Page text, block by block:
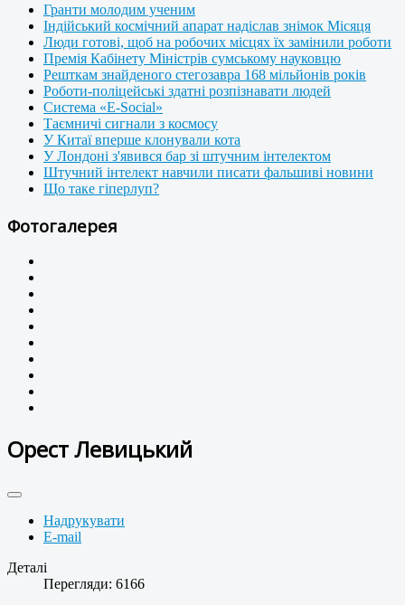
Гранти молодим ученим
Індійський космічний апарат надіслав знімок Місяця
Люди готові, щоб на робочих місцях їх замінили роботи
Премія Кабінету Міністрів сумському науковцю
Решткам знайденого стегозавра 168 мільйонів років
Роботи-поліцейські здатні розпізнавати людей
Система «E-Social»
Таємничі сигнали з космосу
У Китаї вперше клонували кота
У Лондоні з'явився бар зі штучним інтелектом
Штучний інтелект навчили писати фальшиві новини
Що таке гіперлуп?
Фотогалерея
Орест Левицький
Надрукувати
E-mail
Деталі
Перегляди: 6166